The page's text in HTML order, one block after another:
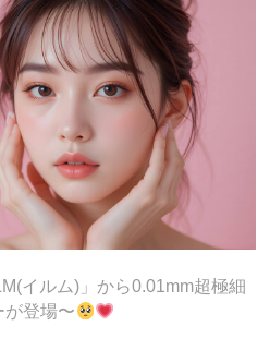
イルム)」から0.01mm超極細
が登場〜